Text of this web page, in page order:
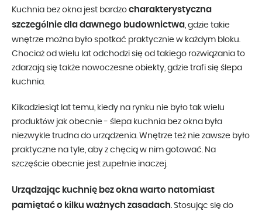
Kuchnia bez okna jest bardzo charakterystyczna
szczególnie dla dawnego budownictwa, gdzie takie
wnętrze można było spotkać praktycznie w każdym bloku.
Chociaż od wielu lat odchodzi się od takiego rozwiązania to
zdarzają się także nowoczesne obiekty, gdzie trafi się ślepa
kuchnia.
Kilkadziesiąt lat temu, kiedy na rynku nie było tak wielu
produktów jak obecnie - ślepa kuchnia bez okna była
niezwykle trudna do urządzenia. Wnętrze też nie zawsze było
praktyczne na tyle, aby z chęcią w nim gotować. Na
szczęście obecnie jest zupełnie inaczej.
Urządzając kuchnię bez okna warto natomiast
pamiętać o kilku ważnych zasadach. Stosując się do